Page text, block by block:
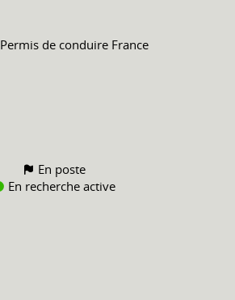
Permis de conduire France
En poste
En recherche active